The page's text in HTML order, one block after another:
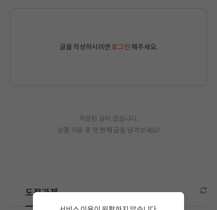
글을 작성하시려면 로그인 해주세요.
작성된 글이 없습니다.
상품 이용 후 첫 번째 글을 남겨보세요!
도전과제